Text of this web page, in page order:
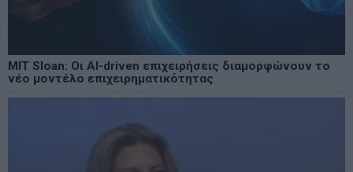
MIT Sloan: Οι AI-driven επιχειρήσεις διαμορφώνουν το
νέο μοντέλο επιχειρηματικότητας